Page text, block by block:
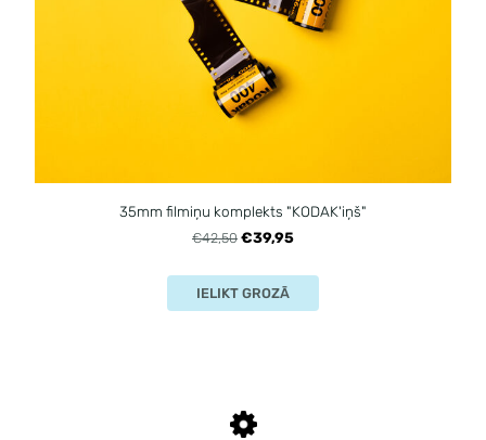
35mm filmiņu komplekts "KODAK'iņš"
€42,50 €39,95
IELIKT GROZĀ